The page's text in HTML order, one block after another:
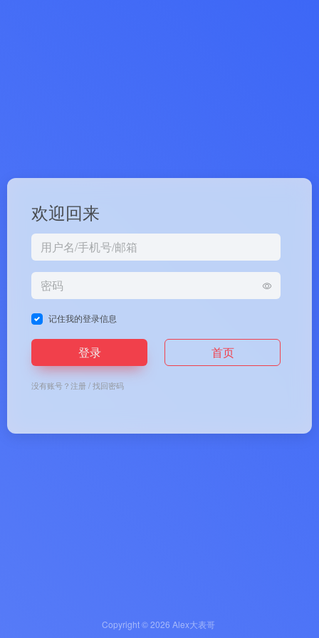
欢迎回来
记住我的登录信息
登录 首页
没有账号？注册/找回密码
Copyright © 2026 Alex大表哥